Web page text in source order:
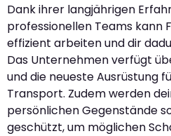
Dank ihrer langjährigen
professionellen Teams kann
effizient arbeiten und dir
Das Unternehmen verfügt
und die neueste Ausrüstung
Transport. Zudem werden
persönlichen Gegenstände
geschützt, um möglichen